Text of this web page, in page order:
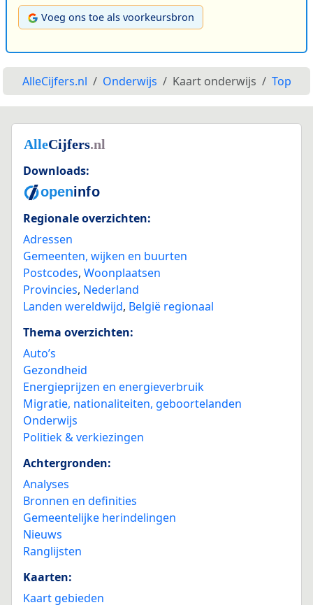
Voeg ons toe als voorkeursbron
AlleCijfers.nl Onderwijs Kaart onderwijs Top
Downloads:
Regionale overzichten:
Adressen
Gemeenten, wijken en buurten
Postcodes, Woonplaatsen
Provincies, Nederland
Landen wereldwijd, België regionaal
Thema overzichten:
Auto’s
Gezondheid
Energieprijzen en energieverbruik
Migratie, nationaliteiten, geboortelanden
Onderwijs
Politiek & verkiezingen
Achtergronden:
Analyses
Bronnen en definities
Gemeentelijke herindelingen
Nieuws
Ranglijsten
Kaarten:
Kaart gebieden